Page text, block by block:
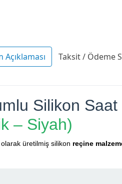
Açıklaması Taksit / Ödeme
Silikon
– Siyah)
üretilmiş silikon reçine